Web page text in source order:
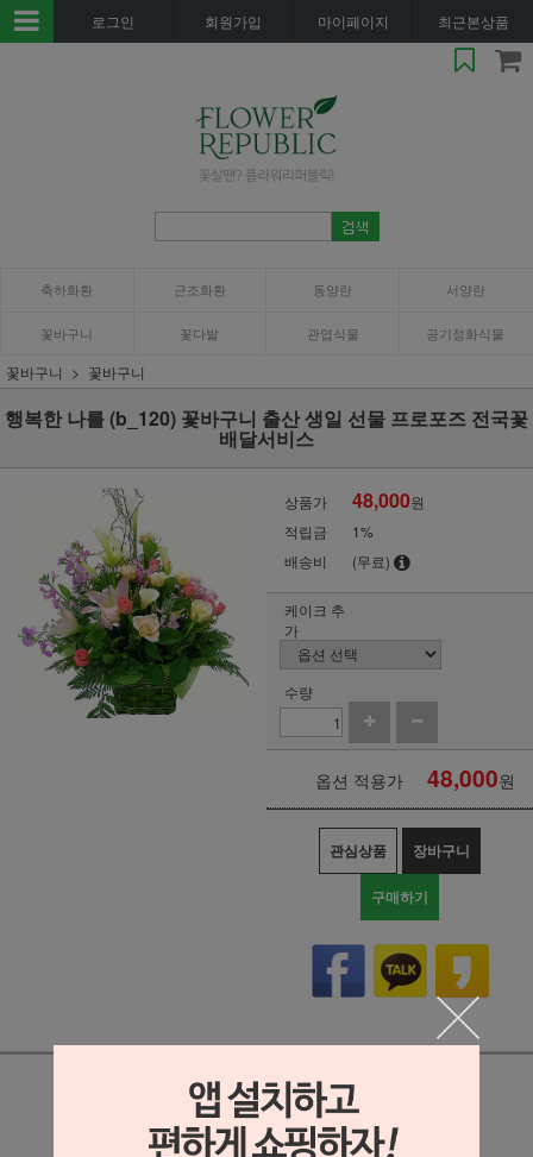
로그인 회원가입 마이페이지 최근본상품
축하화환 근조화환 동양란 서양란
꽃바구니 꽃다발 관엽식물 공기정화식물
꽃바구니 꽃바구니
행복한 나를 (b_120) 꽃바구니 출산 생일 선물 프로포즈 전국꽃
배달서비스
상품가 48,000원
적립금
1%
배송비
(무료)
케이크 추
가
수량
옵션 적용가 48,000원
관심상품 장바구니
구매하기
상세정보 새창 열기